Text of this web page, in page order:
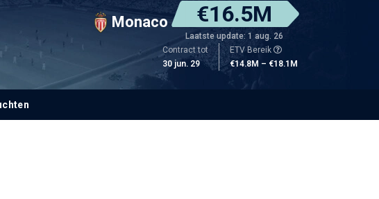
Monaco €16.5M
Laatste update: 1 aug. 26
Contract tot
30 jun. 29
ETV Bereik
€14.8M – €18.1M